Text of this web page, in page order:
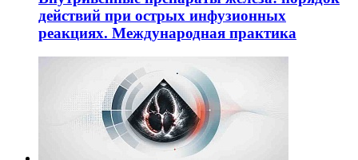
действий при острых инфузионных
реакциях. Международная практика